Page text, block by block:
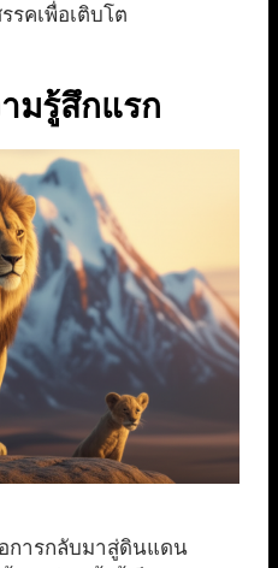
รคเพื่อเติบโต
มรู้สึกแรก
การกลับมาสู่ดินแดน